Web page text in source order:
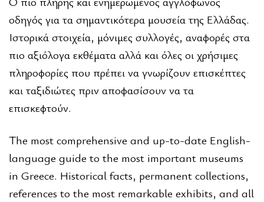
οδηγός για τα σημαντικότερα μουσεία της Ελλάδας.
Ιστορικά στοιχεία, μόνιμες συλλογές, αναφορές στα
πιο αξιόλογα εκθέματα αλλά και όλες οι χρήσιμες
πληροφορίες που πρέπει να γνωρίζουν επισκέπτες
και ταξιδιώτες πριν αποφασίσουν να τα
επισκεφτούν.
The most comprehensive and up-to-date English-
language guide to the most important museums
in Greece. Historical facts, permanent collections,
references to the most remarkable exhibits, and all